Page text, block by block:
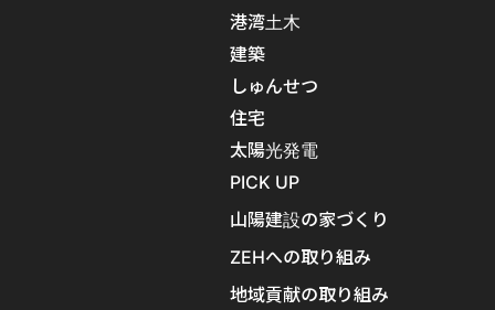
港湾土木
建築
しゅんせつ
住宅
太陽光発電
PICK UP
山陽建設の家づくり
ZEHへの取り組み
地域貢献の取り組み